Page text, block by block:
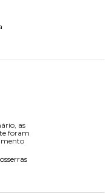
as
foram